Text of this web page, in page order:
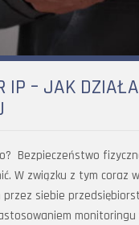
IP – JAK
Bezpieczeństwo
W związku z tym
siebie